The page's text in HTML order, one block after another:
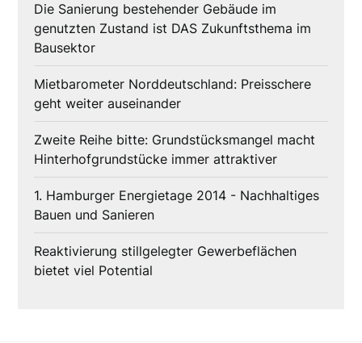
Die Sanierung bestehender Gebäude im
genutzten Zustand ist DAS Zukunftsthema im
Bausektor
Mietbarometer Norddeutschland: Preisschere
geht weiter auseinander
Zweite Reihe bitte: Grundstücksmangel macht
Hinterhofgrundstücke immer attraktiver
1. Hamburger Energietage 2014 - Nachhaltiges
Bauen und Sanieren
Reaktivierung stillgelegter Gewerbeflächen
bietet viel Potential